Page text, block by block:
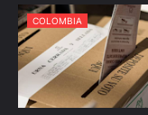
COLOMBIA